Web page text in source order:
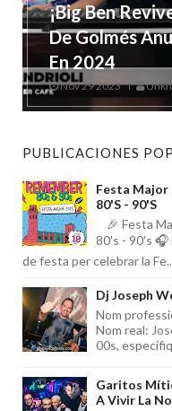
¡Big Ben
De Golmés
En 2024
Nov 29 2023
PUBLICACIONES
Festa Major
80's - 90's
🎉 Festa
80's - 90's 🎧
de festa per celebrar la
Dj Joseph
Nom
Nom real:
00s,
Garitos
A Vivir La